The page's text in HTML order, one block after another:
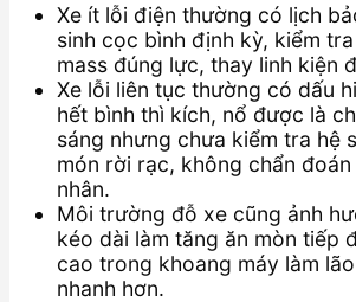
Xe ít lỗi điện thường có lịch
sinh cọc bình định kỳ, kiểm
mass đúng lực, thay linh kiện
Xe lỗi liên tục thường có dấu
hết bình thì kích, nổ được là
sáng nhưng chưa kiểm tra hệ
món rời rạc, không chẩn
nhân.
Môi trường đỗ xe cũng ảnh
kéo dài làm tăng ăn mòn tiếp
cao trong khoang máy làm
nhanh hơn.